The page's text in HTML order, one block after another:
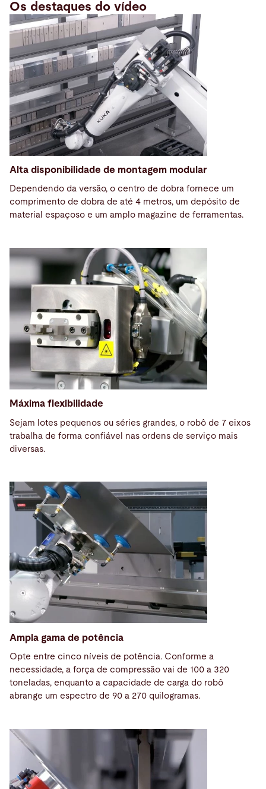
Os destaques do vídeo
Alta disponibilidade de montagem modular
Dependendo da versão, o centro de dobra fornece um
comprimento de dobra de até 4 metros, um depósito de
material espaçoso e um amplo magazine de ferramentas.
Máxima flexibilidade
Sejam lotes pequenos ou séries grandes, o robô de 7 eixos
trabalha de forma confiável nas ordens de serviço mais
diversas.
Ampla gama de potência
Opte entre cinco níveis de potência. Conforme a
necessidade, a força de compressão vai de 100 a 320
toneladas, enquanto a capacidade de carga do robô
abrange um espectro de 90 a 270 quilogramas.